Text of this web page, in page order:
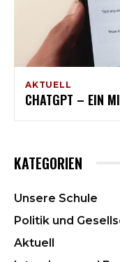
AKTUELL
CHATGPT – EIN
KATEGORIEN
Unsere Schule
Politik und
Aktuell